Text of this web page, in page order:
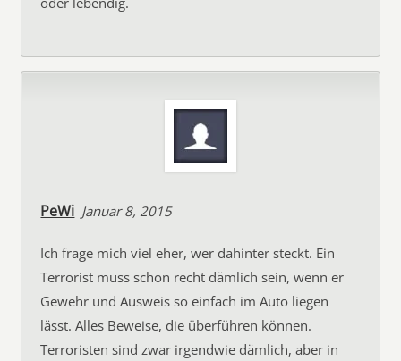
PeWi Januar 8, 2015
Ich frage mich viel eher, wer dahinter steckt. Ein
Terrorist muss schon recht dämlich sein, wenn er
Gewehr und Ausweis so einfach im Auto liegen
lässt. Alles Beweise, die überführen können.
Terroristen sind zwar irgendwie dämlich, aber in